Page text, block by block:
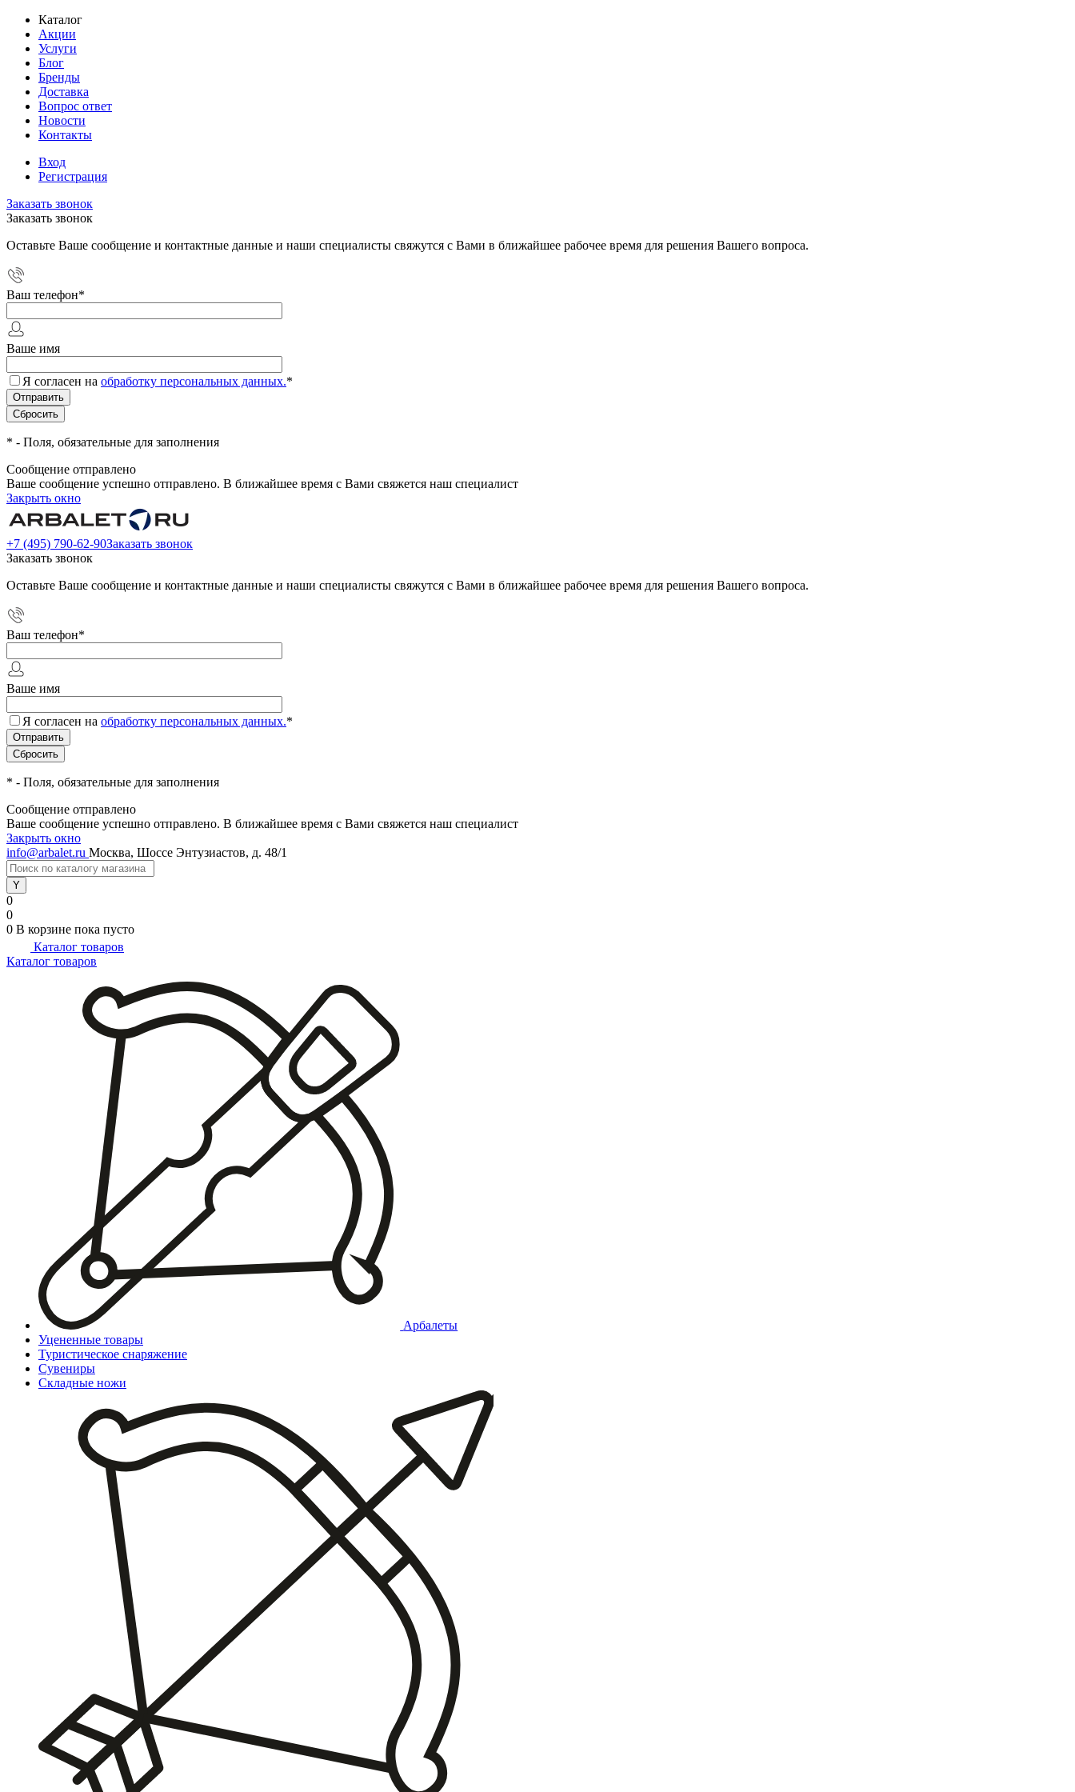
Каталог
Акции
Услуги
Блог
Бренды
Доставка
Вопрос ответ
Новости
Контакты
Вход
Регистрация
Заказать звонок
Заказать звонок
Оставьте Ваше сообщение и контактные данные и наши специалисты свяжутся с Вами в ближайшее рабочее время для решения Вашего вопроса.
Ваш телефон*
Ваше имя
Я согласен на обработку персональных данных.*
* - Поля, обязательные для заполнения
Сообщение отправлено
Ваше сообщение успешно отправлено. В ближайшее время с Вами свяжется наш специалист
Закрыть окно
+7 (495) 790-62-90Заказать звонок
Заказать звонок
Оставьте Ваше сообщение и контактные данные и наши специалисты свяжутся с Вами в ближайшее рабочее время для решения Вашего вопроса.
Ваш телефон*
Ваше имя
Я согласен на обработку персональных данных.*
* - Поля, обязательные для заполнения
Сообщение отправлено
Ваше сообщение успешно отправлено. В ближайшее время с Вами свяжется наш специалист
Закрыть окно
info@arbalet.ru Москва, Шоссе Энтузиастов, д. 48/1
0
0
0 В корзине пока пусто
Каталог товаров
Каталог товаров
Арбалеты
Уцененные товары
Туристическое снаряжение
Сувениры
Складные ножи